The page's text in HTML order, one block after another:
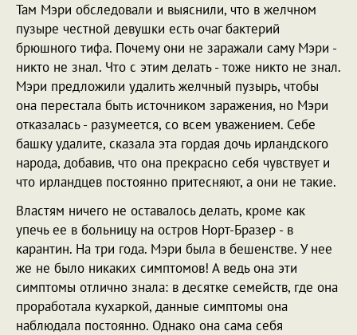
Там Мэри обследовали и выяснили, что в желчном
пузыре честной девушки есть очаг бактерий
брюшного тифа. Почему они не заражали саму Мэри -
никто не знал. Что с этим делать - тоже никто не знал.
Мэри предложили удалить желчный пузырь, чтобы
она перестала быть источником заражения, но Мэри
отказалась - разумеется, со всем уважением. Себе
башку удалите, сказала эта гордая дочь ирландского
народа, добавив, что она прекрасно себя чувствует и
что ирландцев постоянно притесняют, а они не такие.
Властям ничего не оставалось делать, кроме как
упечь ее в больницу на остров Норт-Бразер - в
карантин. На три года. Мэри была в бешенстве. У нее
же не было никаких симптомов! А ведь она эти
симптомы отлично знала: в десятке семейств, где она
проработала кухаркой, данные симптомы она
наблюдала постоянно. Однако она сама себя